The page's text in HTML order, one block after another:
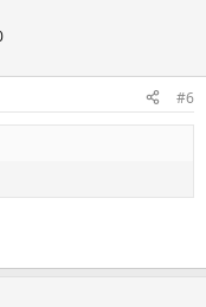
#6